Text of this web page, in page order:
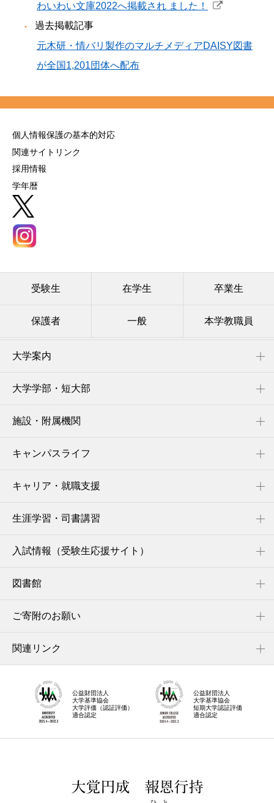
わいわい文庫2022へ掲載され ました！
過去掲載記事
元木研・情バリ製作のマルチメディアDAISY図書
が全国1,201団体へ配布
個人情報保護の基本的対応
関連サイトリンク
採用情報
学年暦
受験生 在学生 卒業生
保護者 一般 本学教職員
大学案内
大学学部・短大部
施設・附属機関
キャンパスライフ
キャリア・就職支援
生涯学習・司書講習
入試情報（受験生応援サイト）
図書館
ご寄附のお願い
関連リンク
公益財団法人
大学基準協会
大学評価（認証評価）
適合認定
公益財団法人
大学基準協会
短期大学認証評価
適合認定